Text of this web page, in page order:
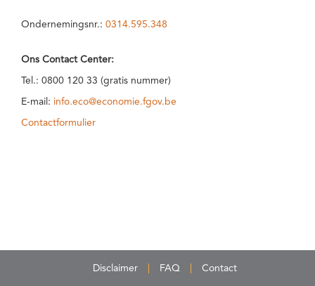
Ondernemingsnr.: 0314.595.348
Ons Contact Center:
Tel.: 0800 120 33 (gratis nummer)
E-mail: info.eco@economie.fgov.be
Contactformulier
Disclaimer FAQ Contact